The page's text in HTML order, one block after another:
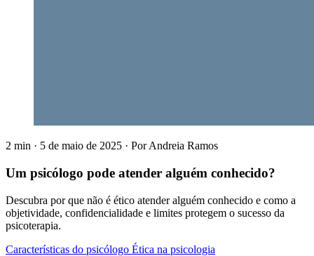
2 min · 5 de maio de 2025 · PorAndreia Ramos
Um psicólogo pode atender alguém conhecido?
Descubra por que não é ético atender alguém conhecido e como a
objetividade, confidencialidade e limites protegem o sucesso da
psicoterapia.
Características do psicólogo Ética na psicologia